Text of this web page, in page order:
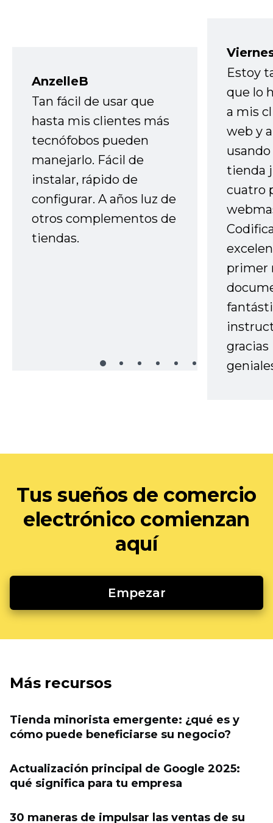
AnzelleB
Tan fácil de usar que
hasta mis clientes más
tecnófobos pueden
manejarlo. Fácil de
instalar, rápido de
configurar. A años luz de
otros complementos de
tiendas.
Estoy
que lo
a mis
web y
tienda
cuatro
primer
gracias
Tus sueños de comercio
electrónico comienzan
aquí
Empezar
Más recursos
Tienda minorista emergente: ¿qué es y
cómo puede beneficiarse su negocio?
Actualización principal de Google 2025:
qué significa para tu empresa
30 maneras de impulsar las ventas de su